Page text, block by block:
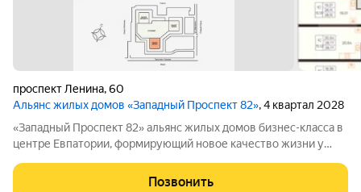
проспект Ленина,60
Альянс жилых домов «Западный Проспект 82», 4 квартал 2028
«Западный Проспект 82» альянс жилых домов бизнес-класса в
центре Евпатории, формирующий новое качество жизни у
городской среды и курортного образа жизни: здесь можно
Позвонить